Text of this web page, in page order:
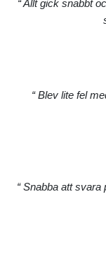
Allt gick snabbt
Blev lite fel
Snabba att svara